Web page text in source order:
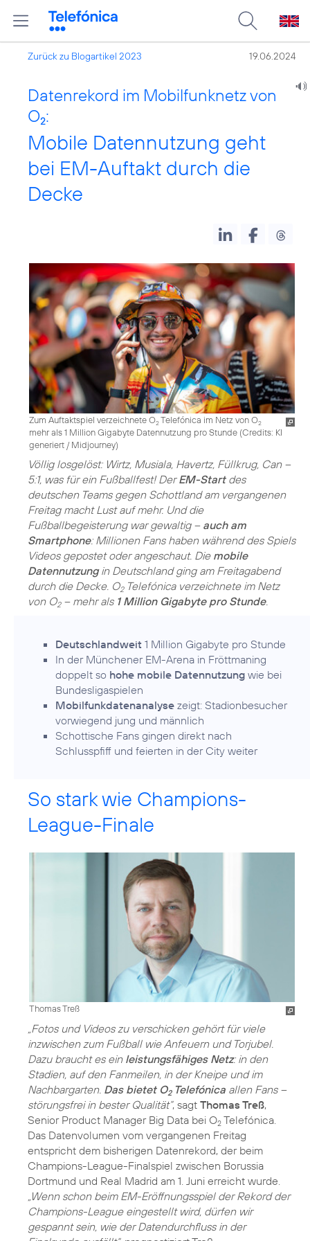
Zurück zu Blogartikel 2023 19.06.2024
Datenrekord im Mobilfunknetz von
O2:
Mobile Datennutzung geht
bei EM-Auftakt durch die
Decke
Zum Auftaktspiel verzeichnete O2Telefónica im Netz von O2
mehr als 1 Million Gigabyte Datennutzung pro Stunde (Credits: KI
generiert / Midjourney)
Völlig losgelöst: Wirtz, Musiala, Havertz, Füllkrug, Can –
5:1, was für ein Fußballfest! DerEM-Startdes
deutschen Teams gegen Schottland am vergangenen
Freitag macht Lust auf mehr. Und die
Fußballbegeisterung war gewaltig – auch am
Smartphone: Millionen Fans haben während des Spiels
Videos gepostet oder angeschaut. Die mobile
Datennutzungin Deutschland ging am Freitagabend
durch die Decke. O2Telefónica verzeichnete im Netz
von O2– mehr als 1 Million Gigabyte pro Stunde.
Deutschlandweit 1 Million Gigabyte pro Stunde
In der Münchener EM-Arena in Fröttmaning
doppelt so hohe mobile Datennutzung wie bei
Bundesligaspielen
Mobilfunkdatenanalyse zeigt: Stadionbesucher
vorwiegend jung und männlich
Schottische Fans gingen direkt nach
Schlusspfiff und feierten in der City weiter
So stark wie Champions-
League-Finale
Thomas Treß
„Fotos und Videos zu verschicken gehört für viele
inzwischen zum Fußball wie Anfeuern und Torjubel.
Dazu braucht es ein leistungsfähiges Netz: in den
Stadien, auf den Fanmeilen, in der Kneipe und im
Nachbargarten. Das bietet O2Telefónica allen Fans –
störungsfrei in bester Qualität“, sagt Thomas Treß,
Senior Product Manager Big Data bei O2 Telefónica.
Das Datenvolumen vom vergangenen Freitag
entspricht dem bisherigen Datenrekord, der beim
Champions-League-Finalspiel zwischen Borussia
Dortmund und Real Madrid am 1. Juni erreicht wurde.
„Wenn schon beim EM-Eröffnungsspiel der Rekord der
Champions-League eingestellt wird, dürfen wir
gespannt sein, wie der Datendurchfluss in der